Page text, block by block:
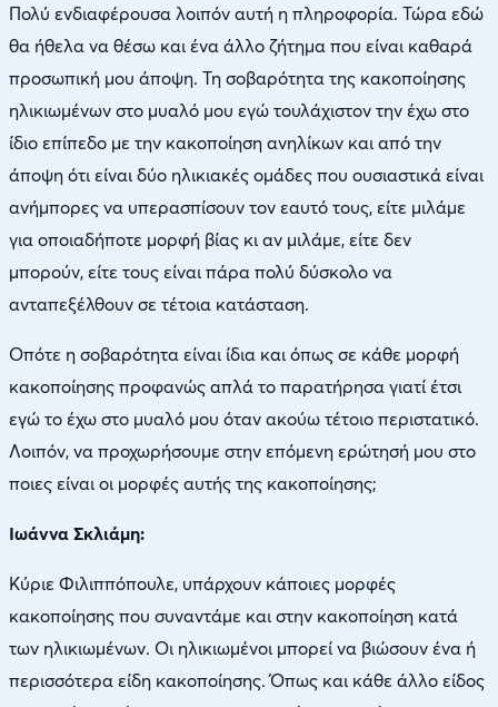
Πολύ ενδιαφέρουσα λοιπόν αυτή η πληροφορία. Τώρα εδώ
θα ήθελα να θέσω και ένα άλλο ζήτημα που είναι καθαρά
προσωπική μου άποψη. Τη σοβαρότητα της κακοποίησης
ηλικιωμένων στο μυαλό μου εγώ τουλάχιστον την έχω στο
ίδιο επίπεδο με την κακοποίηση ανηλίκων και από την
άποψη ότι είναι δύο ηλικιακές ομάδες που ουσιαστικά είναι
ανήμπορες να υπερασπίσουν τον εαυτό τους, είτε μιλάμε
για οποιαδήποτε μορφή βίας κι αν μιλάμε, είτε δεν
μπορούν, είτε τους είναι πάρα πολύ δύσκολο να
ανταπεξέλθουν σε τέτοια κατάσταση.
Οπότε η σοβαρότητα είναι ίδια και όπως σε κάθε μορφή
κακοποίησης προφανώς απλά το παρατήρησα γιατί έτσι
εγώ το έχω στο μυαλό μου όταν ακούω τέτοιο περιστατικό.
Λοιπόν, να προχωρήσουμε στην επόμενη ερώτησή μου στο
ποιες είναι οι μορφές αυτής της κακοποίησης;
Ιωάννα Σκλιάμη:
Κύριε Φιλιππόπουλε, υπάρχουν κάποιες μορφές
κακοποίησης που συναντάμε και στην κακοποίηση κατά
των ηλικιωμένων. Οι ηλικιωμένοι μπορεί να βιώσουν ένα ή
περισσότερα είδη κακοποίησης. Όπως και κάθε άλλο είδος